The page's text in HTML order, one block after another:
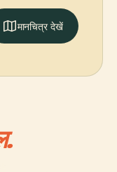
मानचित्र देखें